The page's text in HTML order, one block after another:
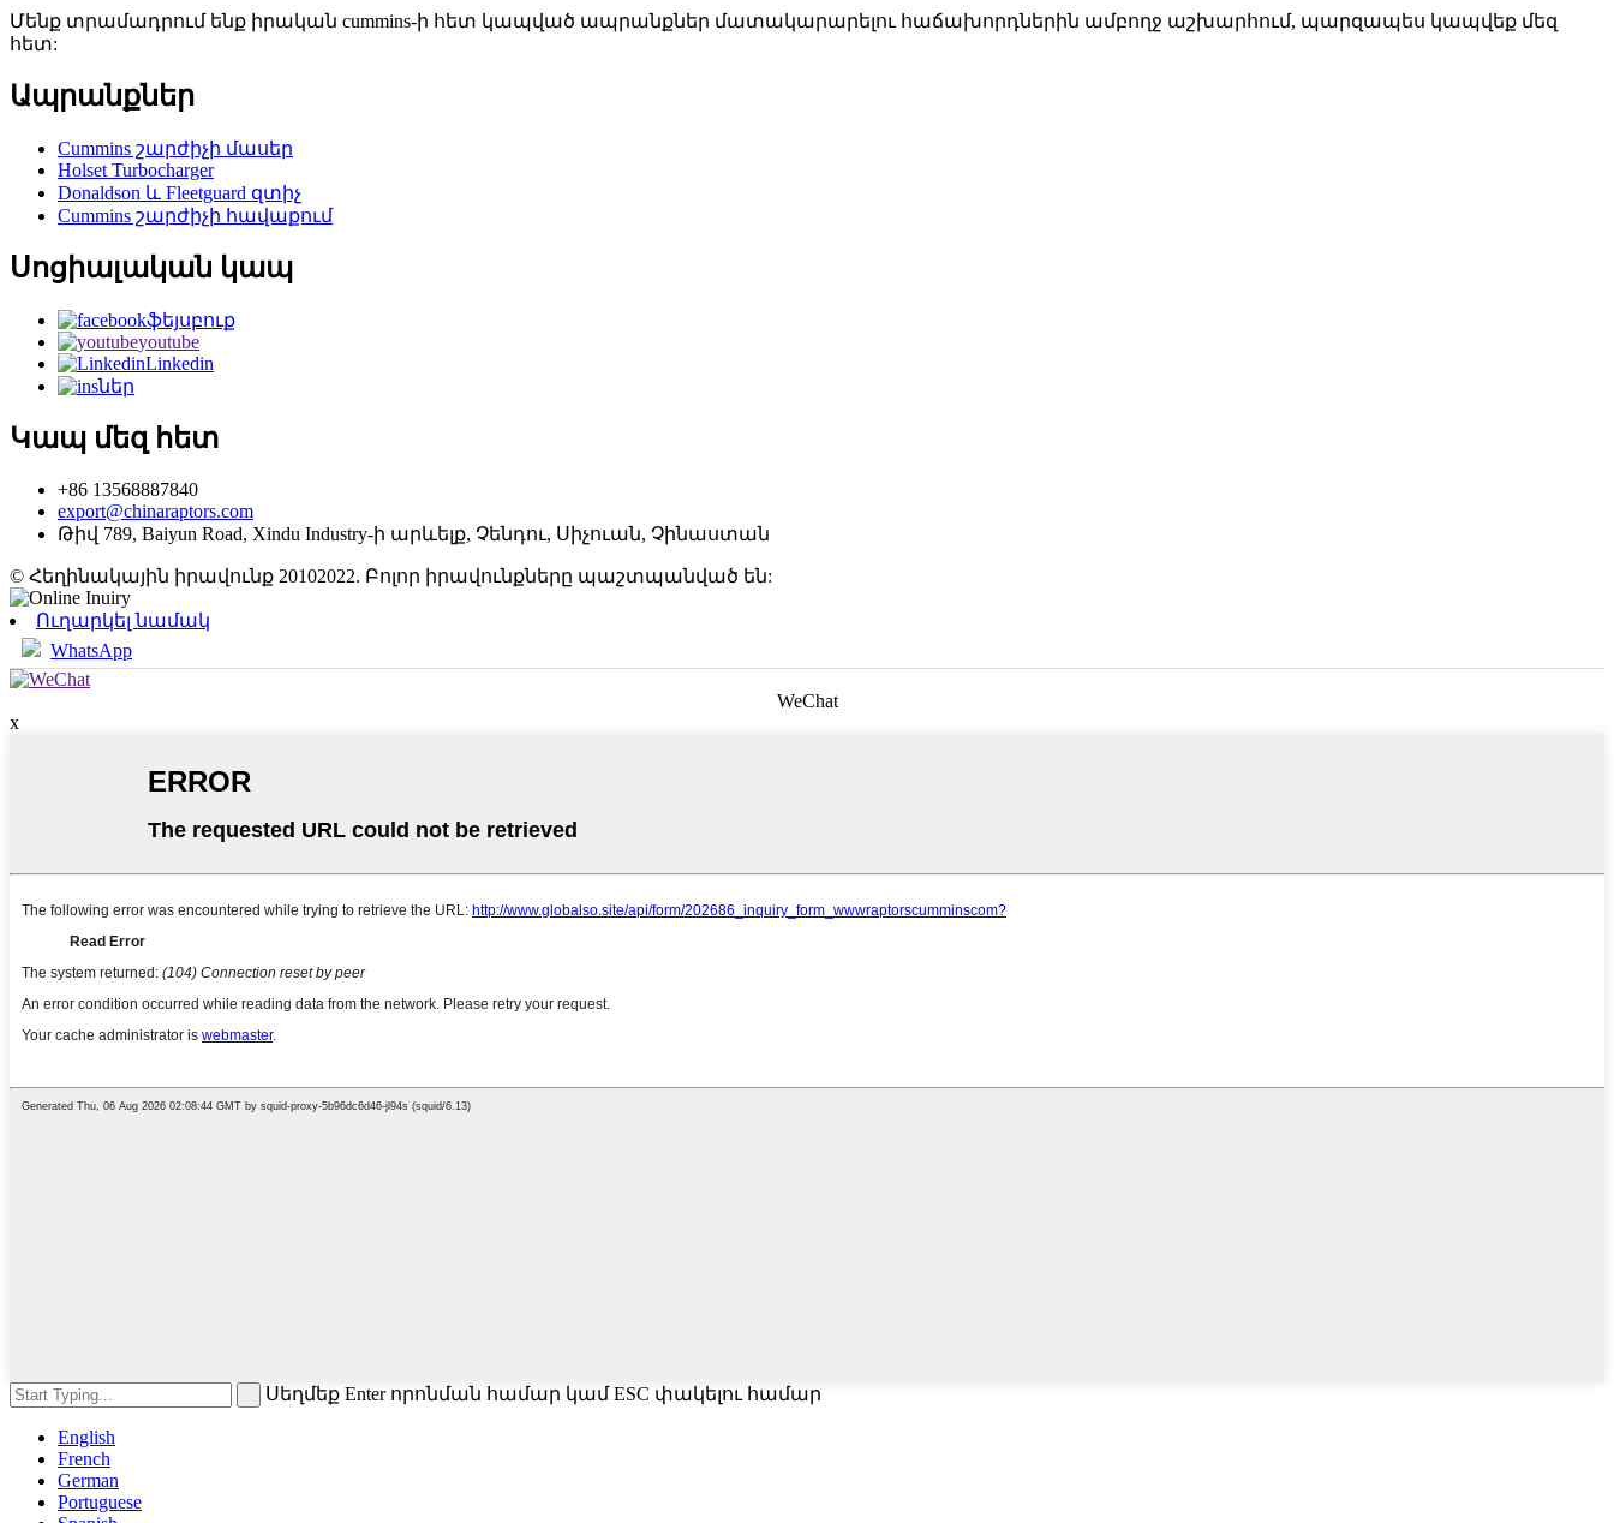
Մենք տրամադրում ենք իրական cummins-ի հետ կապված ապրանքներ մատակարարելու հաճախորդներին ամբողջ աշխարհում, պարզապես կապվեք մեզ
հետ:
Ապրանքներ
Cummins շարժիչի մասեր
Holset Turbocharger
Donaldson և Fleetguard զտիչ
Cummins շարժիչի հավաքում
Սոցիալական կապ
ֆեյսբուք
youtube
Linkedin
ներ
Կապ մեզ հետ
+86 13568887840
export@chinaraptors.com
Թիվ 789, Baiyun Road, Xindu Industry-ի արևելք, Չենդու, Սիչուան, Չինաստան
© Հեղինակային իրավունք 20102022. Բոլոր իրավունքները պաշտպանված են:
Ուղարկել նամակ
WhatsApp
WeChat
x
Սեղմեք Enter որոնման համար կամ ESC փակելու համար
English
French
German
Portuguese